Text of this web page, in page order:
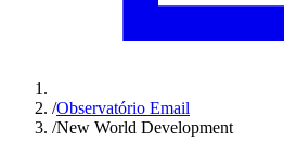
/Observatório Email
/New World Development